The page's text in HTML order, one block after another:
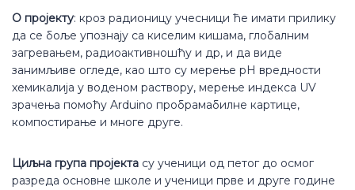
О пројекту: кроз радионицу учесници ће имати прилику
да се боље упознају са киселим кишама, глобалним
загревањем, радиоактивношћу и др, и да виде
занимљиве огледе, као што су мерење pH вредности
хемикалија у воденом раствору, мерење индекса UV
зрачења помоћу Arduino пробрамабилне картице,
компостирање и многе друге.
Циљна група пројекта су ученици од петог до осмог
разреда основне школе и ученици прве и друге године